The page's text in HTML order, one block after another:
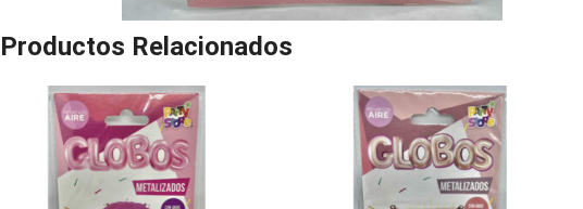
Productos Relacionados